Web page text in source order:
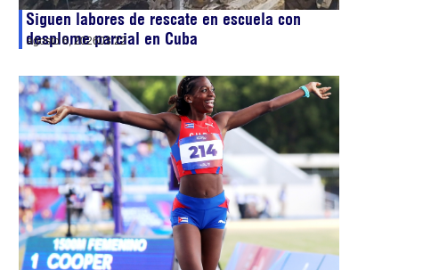
Siguen labores de rescate en escuela con
desplome parcial en Cuba
agosto 6, 202603:22